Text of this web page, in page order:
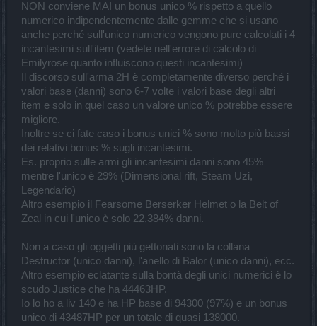
NON conviene MAI un bonus unico % rispetto a quello
numerico indipendentemente dalle gemme che si usano
anche perché sull'unico numerico vengono pure calcolati i 4
incantesimi sull'item (vedete nell'errore di calcolo di
Emilyrose quanto influiscono questi incantesimi)
Il discorso sull'arma 2H è completamente diverso perché i
valori base (danni) sono 6-7 volte i valori base degli altri
item e solo in quel caso un valore unico % potrebbe essere
migliore.
Inoltre se ci fate caso i bonus unici % sono molto più bassi
dei relativi bonus % sugli incantesimi.
Es. proprio sulle armi gli incantesimi danni sono 45%
mentre l'unico è 29% (Dimensional rift, Steam Uzi,
Legendario)
Altro esempio il Fearsome Berserker Helmet o la Belt of
Zeal in cui l'unico è solo 22,384% danni.
Non a caso gli oggetti più gettonati sono la collana
Destructor (unico danni), l'anello di Balor (unico danni), ecc.
Altro esempio eclatante sulla bontà degli unici numerici è lo
scudo Justice che ha 44463HP.
Io lo ho a liv 140 e ha HP base di 94300 (97%) e un bonus
unico di 43487HP per un totale di quasi 138000.